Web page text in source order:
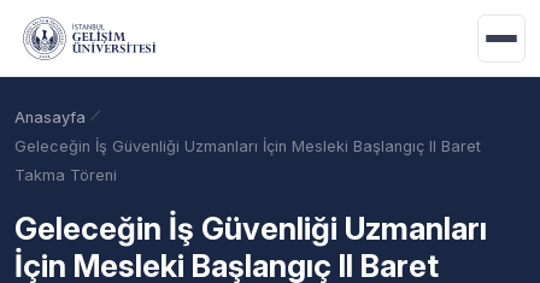
Ana içeriğe geç
Anasayfa
Geleceğin İş Güvenliği Uzmanları İçin Mesleki Başlangıç II Baret
Takma Töreni
Geleceğin İş Güvenliği Uzmanları
İçin Mesleki Başlangıç II Baret